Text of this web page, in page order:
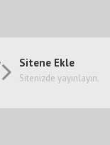
Sitene Ekle
Sitenizde yayınlayın.